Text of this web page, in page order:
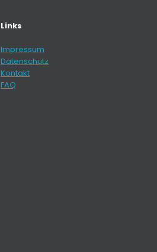
Links
Impressum
Datenschutz
Kontakt
FAQ